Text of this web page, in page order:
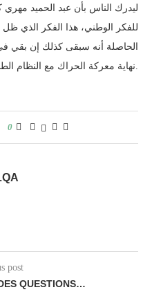
ليدرك الناس بأن عبد الحميد مهري
للفكر الوطني، هذا الفكر الذي
الحاصلة أنه سبقى كذلك إن بقي
نهاية معركة الحراك مع النظام الطويلة.
0
post
QUESTIONS…